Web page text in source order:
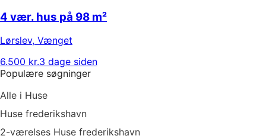
4 vær. hus på 98 m²
Lørslev, Vænget
6.500 kr.3 dage siden
Populære søgninger
Alle i Huse
Huse frederikshavn
2-værelses Huse frederikshavn